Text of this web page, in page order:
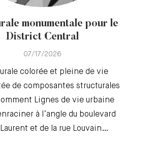
monumentale pour le
District Central
07/17/2026
colorée et pleine de vie
de composantes structurales
Lignes de vie urbaine
à l’angle du boulevard
et de la rue Louvain…